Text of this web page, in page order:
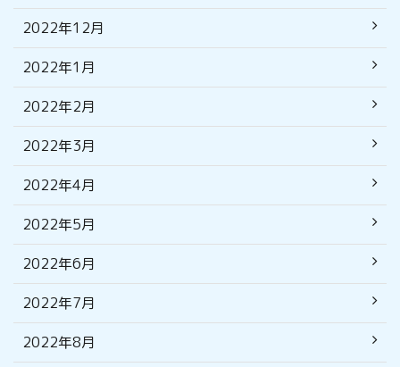
2022年12月
2022年1月
2022年2月
2022年3月
2022年4月
2022年5月
2022年6月
2022年7月
2022年8月